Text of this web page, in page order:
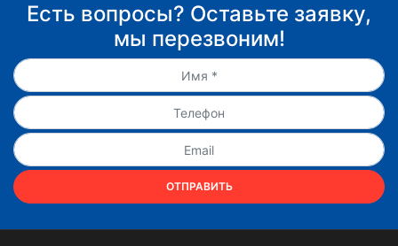
Есть вопросы? Оставьте заявку,
мы перезвоним!
ОТПРАВИТЬ